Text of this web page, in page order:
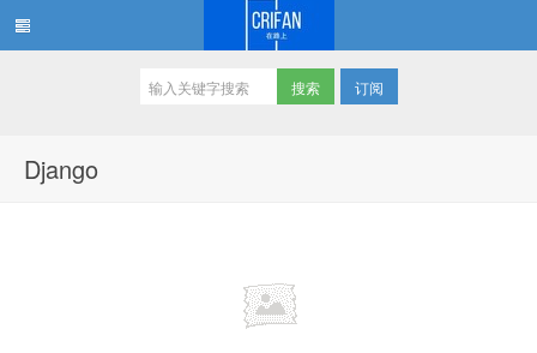
订阅
Django